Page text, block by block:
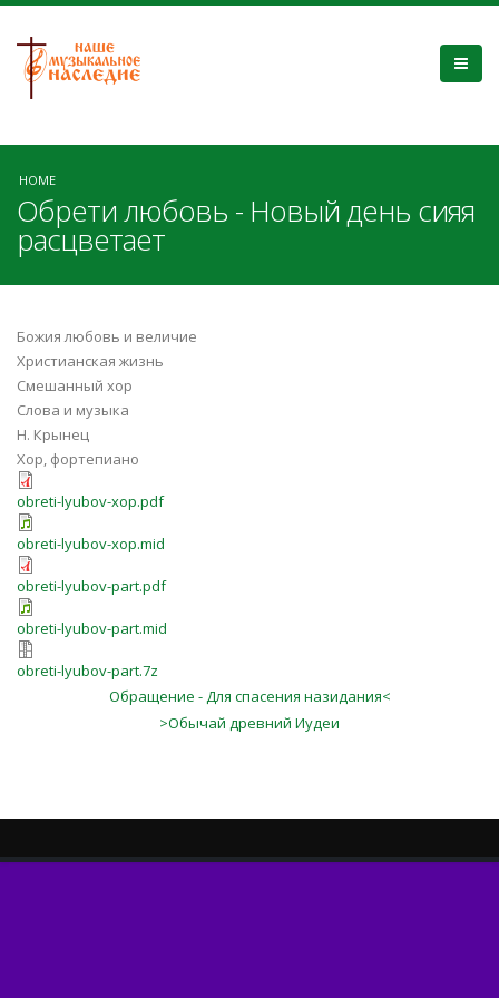
HOME
Обрети любовь - Новый день сияя
расцветает
Божия любовь и величие
Христианская жизнь
Смешанный хор
Слова и музыка
Н. Крынец
Хор, фортепиано
obreti-lyubov-xop.pdf
obreti-lyubov-xop.mid
obreti-lyubov-part.pdf
obreti-lyubov-part.mid
obreti-lyubov-part.7z
Обращение - Для спасения назидания<
>Обычай древний Иудеи